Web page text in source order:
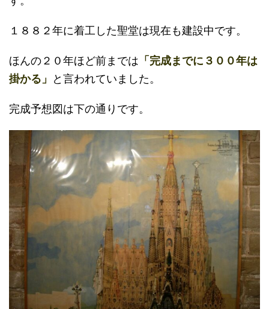
１８８２年に着工した聖堂は現在も建設中です。
ほんの２０年ほど前までは 「完成までに３００年は
掛かる」
と言われていました。
完成予想図は下の通りです。